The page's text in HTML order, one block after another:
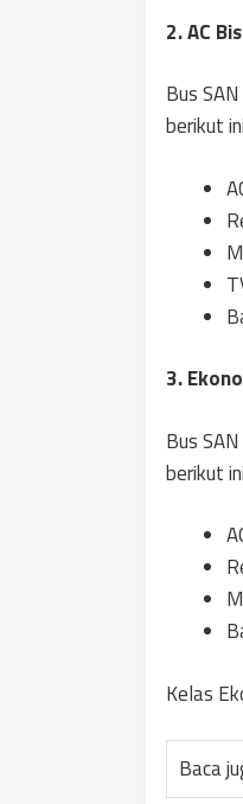
2. AC
Bus
berikut
3.
Bus
berikut
Kelas
Baca